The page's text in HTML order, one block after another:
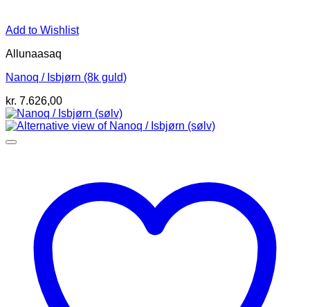
Add to Wishlist
Allunaasaq
Nanoq / Isbjørn (8k guld)
kr. 7.626,00